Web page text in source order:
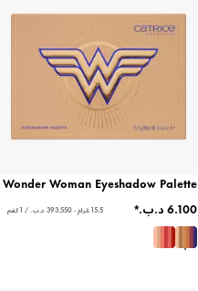
Wonder Woman Eyeshadow Palette
15.5 غرام - ‏393.550 د.ب.‏ / 1 كغم